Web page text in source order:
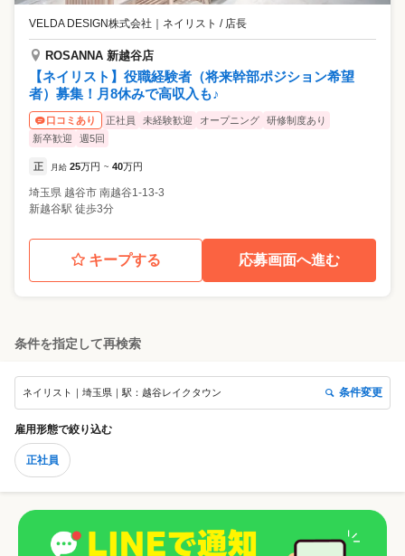
VELDA DESIGN株式会社 ネイリスト / 店長
ROSANNA 新越谷店
【ネイリスト】役職経験者（将来幹部ポジション希望
者）募集！月8休みで高収入も♪
口コミあり 正社員 未経験歓迎 オープニング
研修制度あり
新卒歓迎
週5回
正 月給 25万円 ~ 40万円
埼玉県 越谷市 南越谷1-13-3
新越谷駅 徒歩3分
キープする 応募画面へ進む
条件を指定して再検索
ネイリスト｜埼玉県｜駅：越谷レイクタウン 条件変更
雇用形態で絞り込む
正社員